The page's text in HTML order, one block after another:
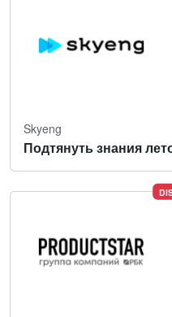
Skyeng
Подтянуть знания